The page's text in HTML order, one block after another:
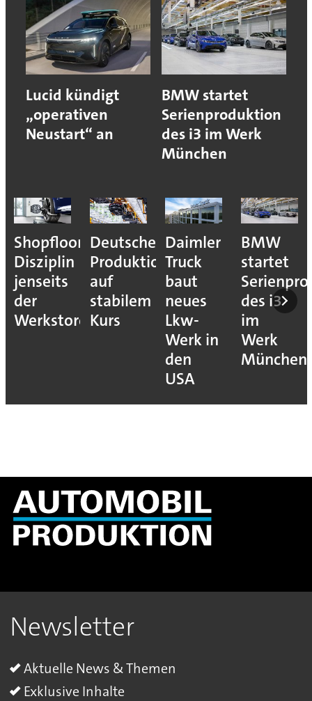
Lucid kündigt
„operativen
Neustart“ an
BMW startet
Serienproduktion
des i3 im Werk
München
Shopfloor-
Disziplin
jenseits
der
Werkstore
Deutsche
Produktion
auf
stabilem
Kurs
Daimler
Truck
baut
neues
Lkw-
Werk in
den
USA
BMW
startet
des i3
im
Werk
München
Newsletter
Aktuelle News & Themen
Exklusive Inhalte